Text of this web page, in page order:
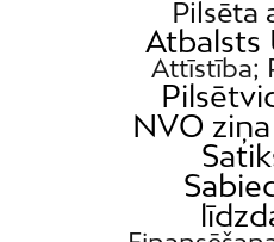
Pilsēta
Atbalsts
Attīstība;
NVO ziņa